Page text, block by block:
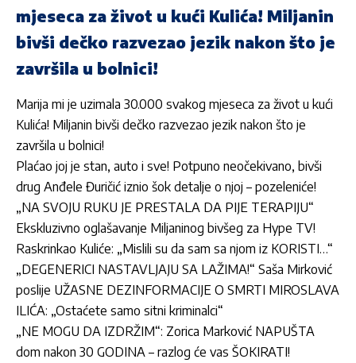
mjeseca za život u kući Kulića! Miljanin
bivši dečko razvezao jezik nakon što je
završila u bolnici!
Marija mi je uzimala 30.000 svakog mjeseca za život u kući
Kulića! Miljanin bivši dečko razvezao jezik nakon što je
završila u bolnici!
Plaćao joj je stan, auto i sve! Potpuno neočekivano, bivši
drug Anđele Đuričić iznio šok detalje o njoj – pozeleniće!
„NA SVOJU RUKU JE PRESTALA DA PIJE TERAPIJU“
Ekskluzivno oglašavanje Miljaninog bivšeg za Hype TV!
Raskrinkao Kuliće: „Mislili su da sam sa njom iz KORISTI…“
„DEGENERICI NASTAVLJAJU SA LAŽIMA!“ Saša Mirković
poslije UŽASNE DEZINFORMACIJE O SMRTI MIROSLAVA
ILIĆA: „Ostaćete samo sitni kriminalci“
„NE MOGU DA IZDRŽIM“: Zorica Marković NAPUŠTA
dom nakon 30 GODINA – razlog će vas ŠOKIRATI!